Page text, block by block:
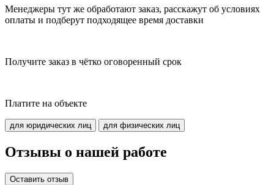
Менеджеры тут же обработают заказ, расскажут об условиях
оплаты и подберут подходящее время доставки
Получите заказ в чётко оговоренный срок
Платите на объекте
для юридических лиц для физических лиц
Отзывы о нашей работе
Оставить отзыв